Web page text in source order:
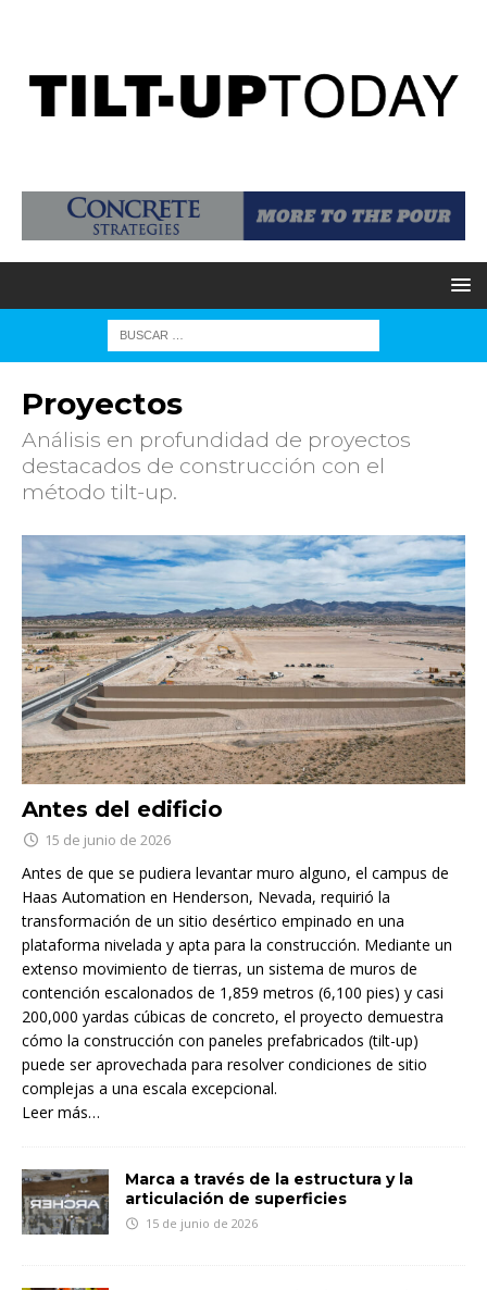
Proyectos
Análisis en profundidad de proyectos
destacados de construcción con el
método tilt-up.
Antes del edificio
15 de junio de 2026
Antes de que se pudiera levantar muro alguno, el campus de
Haas Automation en Henderson, Nevada, requirió la
transformación de un sitio desértico empinado en una
plataforma nivelada y apta para la construcción. Mediante un
extenso movimiento de tierras, un sistema de muros de
contención escalonados de 1,859 metros (6,100 pies) y casi
200,000 yardas cúbicas de concreto, el proyecto demuestra
cómo la construcción con paneles prefabricados (tilt-up)
puede ser aprovechada para resolver condiciones de sitio
complejas a una escala excepcional.
Leer más…
Marca a través de la estructura y la
articulación de superficies
15 de junio de 2026